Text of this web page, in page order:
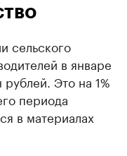
сельского
в январе
Это на 1%
периода
в материалах